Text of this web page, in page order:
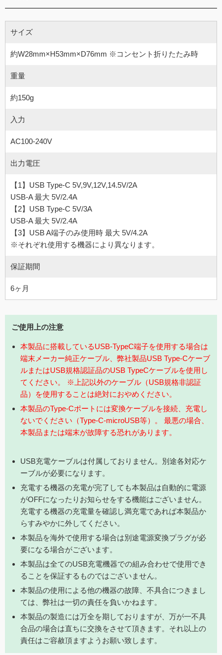
サイズ
約W28mm×H53mm×D76mm ※コンセント折りたたみ時
重量
約150g
入力
AC100-240V
出力電圧
【1】USB Type-C 5V,9V,12V,14.5V/2A
USB-A 最大 5V/2.4A
【2】USB Type-C 5V/3A
USB-A 最大 5V/2.4A
【3】USB A端子のみ使用時 最大 5V/4.2A
※それぞれ使用する機器により異なります。
保証期間
6ヶ月
ご使用上の注意
本製品に搭載しているUSB-TypeC端子を使用する場合は
端末メーカー純正ケーブル、弊社製品USB Type-Cケーブ
ルまたはUSB規格認証品のUSB TypeCケーブルを使用し
てください。
※上記以外のケーブル（USB規格非認証
品）を使用することは絶対におやめください。
本製品のType-Cポートには変換ケーブルを接続、充電し
ないでください（Type-C-microUSB等）。
最悪の場合、
本製品または端末が故障する恐れがあります。
USB充電ケーブルは付属しておりません。別途各対応ケ
ーブルが必要になります。
充電する機器の充電が完了しても本製品は自動的に電源
がOFFになったりお知らせをする機能はございません。
充電する機器の充電量を確認し満充電であれば本製品か
らすみやかに外してください。
本製品を海外で使用する場合は別途電源変換プラグが必
要になる場合がございます。
本製品は全てのUSB充電機器での組み合わせで使用でき
ることを保証するものではございません。
本製品の使用による他の機器の故障、不具合につきまし
ては、弊社は一切の責任を負いかねます。
本製品の製造には万全を期しておりますが、万が一不具
合品の場合は直ちに交換をさせて頂きます。それ以上の
責任はご容赦頂ますようお願い致します。